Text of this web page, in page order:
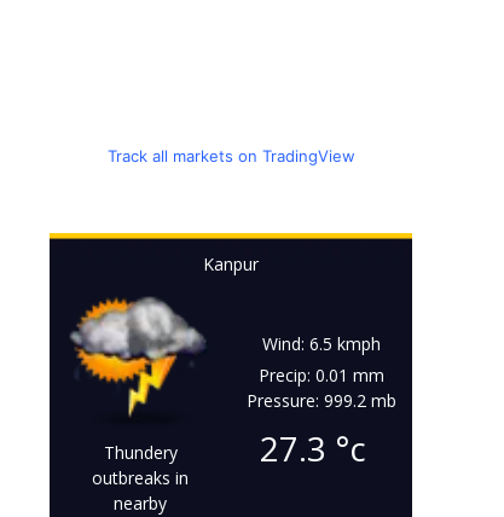
Track all markets on TradingView
Kanpur
Thundery
outbreaks in
nearby
Wind: 6.5 kmph
Precip: 0.01 mm
Pressure: 999.2 mb
27.3 °c